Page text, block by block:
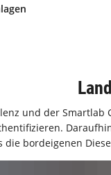
und der
bordeigenen